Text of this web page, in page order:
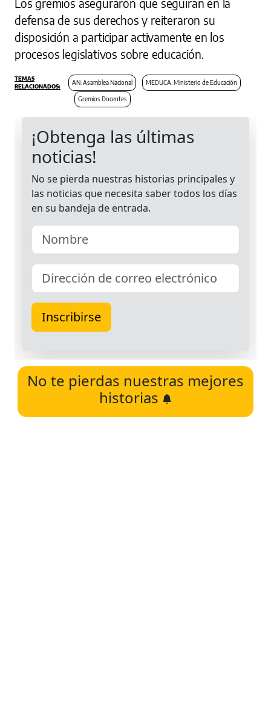
defensa de sus derechos y reiteraron su
disposición a participar activamente en los
procesos legislativos sobre educación.
AN: Asamblea Nacional MEDUCA: Ministerio de Educación
Gremios Docentes
No te pierdas nuestras mejores
historias